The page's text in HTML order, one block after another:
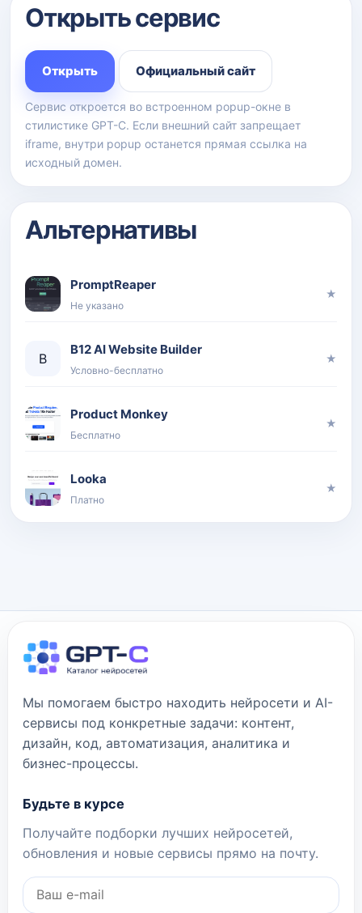
Открыть сервис
Открыть Официальный сайт
Сервис откроется во встроенном popup-окне в
стилистике GPT-C. Если внешний сайт запрещает
iframe, внутри popup останется прямая ссылка на
исходный домен.
Альтернативы
PromptReaper
Не указано
★
B
B12 AI Website Builder
Условно-бесплатно
★
Product Monkey
Бесплатно
★
Looka
Платно
★
Мы помогаем быстро находить нейросети и AI-
сервисы под конкретные задачи: контент,
дизайн, код, автоматизация, аналитика и
бизнес-процессы.
Будьте в курсе
Получайте подборки лучших нейросетей,
обновления и новые сервисы прямо на почту.